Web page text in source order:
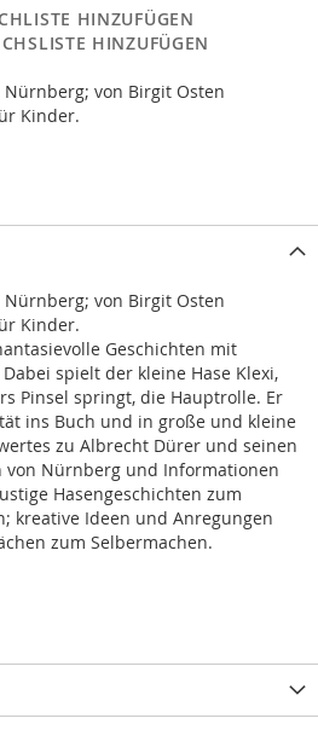
HINZUFÜGEN
HINZUFÜGEN
von Birgit Osten
Kinder.
von Birgit Osten
Kinder.
Geschichten mit
spielt der kleine Hase Klexi,
Pinsel springt, die Hauptrolle. Er
ins Buch und in große und kleine
zu Albrecht Dürer und seinen
von Nürnberg und Informationen
Hasengeschichten zum
kreative Ideen und Anregungen
zum Selbermachen.